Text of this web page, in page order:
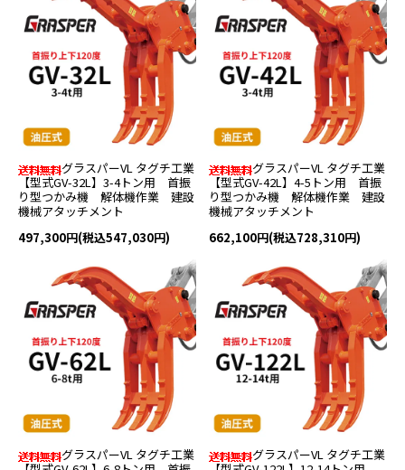
グラスパーVL タグチ工業
【型式GV-32L】3-4トン用 首振
り型つかみ機 解体機作業 建設
機械アタッチメント
497,300円(税込547,030円)
グラスパーVL タグチ工業
【型式GV-42L】4-5トン用 首振
り型つかみ機 解体機作業 建設
機械アタッチメント
662,100円(税込728,310円)
グラスパーVL タグチ工業
グラスパーVL タグチ工業